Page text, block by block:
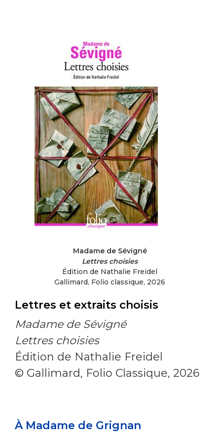
Lettres et extraits choisis
Madame de Sévigné
Lettres choisies
Édition de Nathalie Freidel
© Gallimard, Folio Classique, 2026
À Madame de Grignan
Madame de Sévigné
Lettres choisies
Édition de Nathalie Freidel
Gallimard, Folio classique, 2026